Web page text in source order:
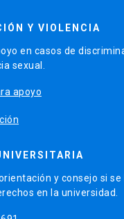
Y VIOLENCIA
en casos de
sexual.
apoyo
y consejo si se
en la universidad.